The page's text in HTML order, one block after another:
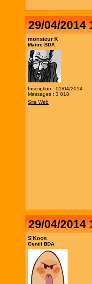
29/04/2014
monsieur K
Maitre BDA
Inscription : 01/04/2014
Messages : 3 018
Site Web
29/04/2014
S'Koos
Gentil BDA